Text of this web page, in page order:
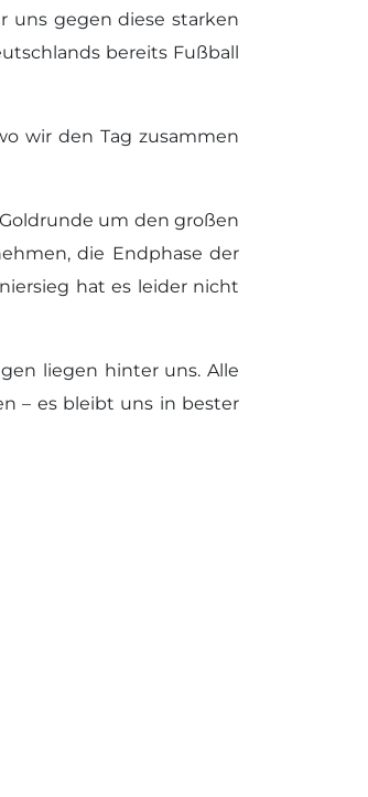
uns gegen diese starken
bereits Fußball
wir den Tag zusammen
um den großen
die Endphase der
hat es leider nicht
liegen hinter uns. Alle
– es bleibt uns in bester